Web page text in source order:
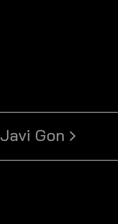
Javi Gon